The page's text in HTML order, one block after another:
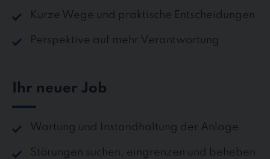
Kurze Wege und praktische Entscheidungen
Perspektive auf mehr Verantwortung
Ihr neuer Job
Wartung und Instandhaltung der Anlage
Störungen suchen, eingrenzen und beheben